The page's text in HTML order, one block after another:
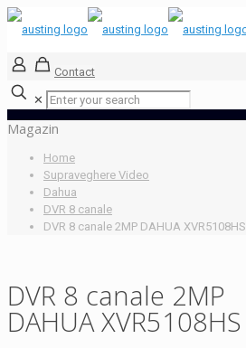
Contact
✕
Magazin
Home
Supraveghere Video
Dahua
DVR 8 canale
DVR 8 canale 2MP DAHUA XVR5108HS
DVR 8 canale 2MP
DAHUA XVR5108HS